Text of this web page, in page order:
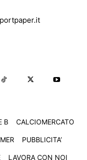
B CALCIOMERCATO
PUBBLICITA’
LAVORA CON NOI